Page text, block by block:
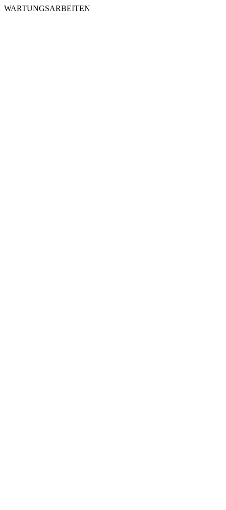
WARTUNGSARBEITEN